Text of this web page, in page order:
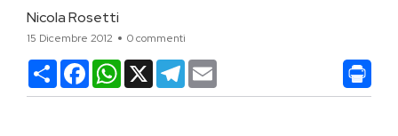
Nicola Rosetti
15 Dicembre 2012 0 commenti
CondividiFacebookWhatsApp
X Telegram